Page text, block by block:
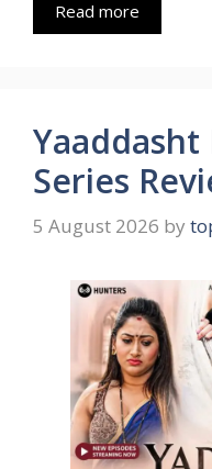
Read more
Yaaddasht
Series
5 August 2026 by